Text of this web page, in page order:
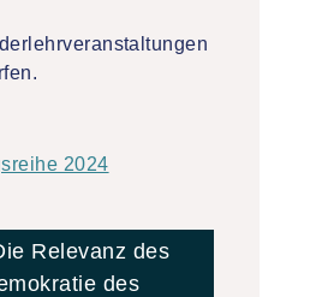
2024
Relevanz des
des